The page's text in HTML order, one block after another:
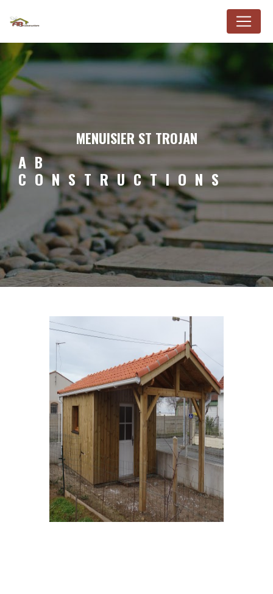
MENUISIER ST TROJAN
AB
CONSTRUCTIONS